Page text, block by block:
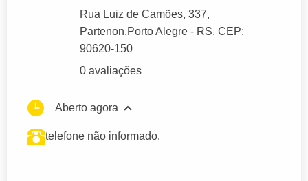
Rua Luiz de Camões, 337,
Partenon,Porto Alegre - RS, CEP:
90620-150
0 avaliações
Aberto agora
telefone não informado.